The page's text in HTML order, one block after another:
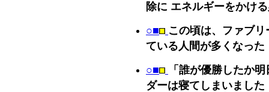
除に エネルギーをかけ
○■ この頃は、ファブ
ている人間が多くなった
○■ 「誰が優勝したか
ダーは寝てしまいました